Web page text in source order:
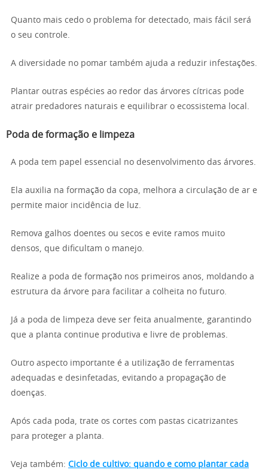
Quanto mais cedo o problema for detectado, mais fácil será
o seu controle.
A diversidade no pomar também ajuda a reduzir infestações.
Plantar outras espécies ao redor das árvores cítricas pode
atrair predadores naturais e equilibrar o ecossistema local.
Poda de formação e limpeza
A poda tem papel essencial no desenvolvimento das árvores.
Ela auxilia na formação da copa, melhora a circulação de ar e
permite maior incidência de luz.
Remova galhos doentes ou secos e evite ramos muito
densos, que dificultam o manejo.
Realize a poda de formação nos primeiros anos, moldando a
estrutura da árvore para facilitar a colheita no futuro.
Já a poda de limpeza deve ser feita anualmente, garantindo
que a planta continue produtiva e livre de problemas.
Outro aspecto importante é a utilização de ferramentas
adequadas e desinfetadas, evitando a propagação de
doenças.
Após cada poda, trate os cortes com pastas cicatrizantes
para proteger a planta.
Veja também: Ciclo de cultivo: quando e como plantar cada